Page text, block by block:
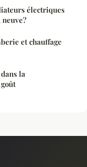
électriques
et chauffage
la